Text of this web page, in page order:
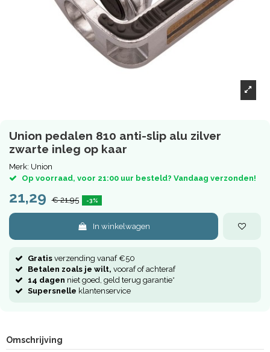
Union pedalen 810 anti-slip alu zilver
zwarte inleg op kaar
Merk: Union
Op voorraad, voor 21:00 uur besteld? Vandaag verzonden!
21,29 € 21,95 -3%
In winkelwagen
Gratis verzending vanaf €50
Betalen zoals je wilt, vooraf of achteraf
14 dagen niet goed, geld terug garantie*
Supersnelle klantenservice
Omschrijving